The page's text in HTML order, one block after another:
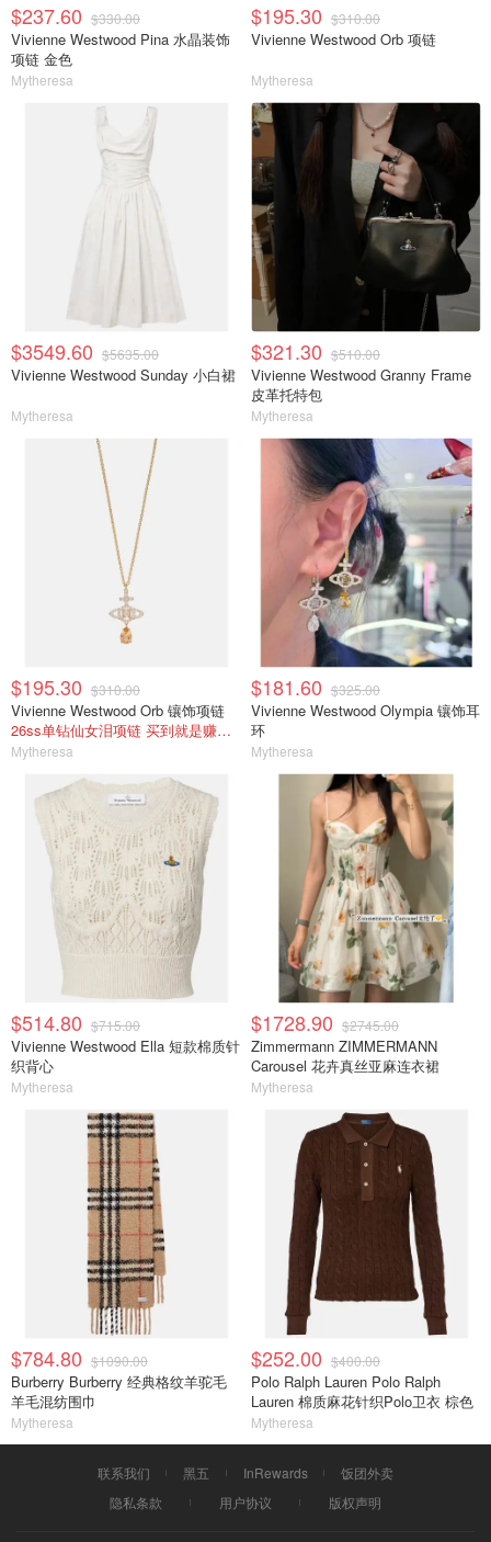
$237.60 $330.00
Vivienne Westwood Pina 水晶装饰
项链 金色
Mytheresa
$195.30 $310.00
Vivienne Westwood Orb 项链
Mytheresa
$3549.60 $5635.00
Vivienne Westwood Sunday 小白裙
Mytheresa
$321.30 $510.00
Vivienne Westwood Granny Frame
皮革托特包
Mytheresa
$195.30 $310.00
Vivienne Westwood Orb 镶饰项链
26ss单钻仙女泪项链 买到就是赚到！
Mytheresa
$181.60 $325.00
Vivienne Westwood Olympia 镶饰耳
环
Mytheresa
$514.80 $715.00
Vivienne Westwood Ella 短款棉质针
织背心
Mytheresa
$1728.90 $2745.00
Zimmermann ZIMMERMANN
Carousel 花卉真丝亚麻连衣裙
Mytheresa
$784.80 $1090.00
Burberry Burberry 经典格纹羊驼毛
羊毛混纺围巾
Mytheresa
$252.00 $400.00
Polo Ralph Lauren Polo Ralph
Lauren 棉质麻花针织Polo卫衣 棕色
Mytheresa
联系我们 黑五 InRewards
饭团外卖
隐私条款
用户协议 版权声明